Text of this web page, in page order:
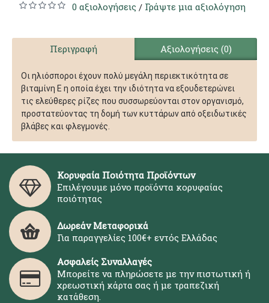
0 αξιολογήσεις / Γράψτε μια αξιολόγηση
Περιγραφή Αξιολογήσεις (0)
Οι ηλιόσποροι έχουν πολύ μεγάλη περιεκτικότητα σε
βιταμίνη E η οποία έχει την ιδιότητα να εξουδετερώνει
τις ελεύθερες ρίζες που συσσωρεύονται στον οργανισμό,
προστατεύοντας τη δομή των κυττάρων από οξειδωτικές
βλάβες και φλεγμονές.
Κορυφαία Ποιότητα Προϊόντων
Επιλέγουμε μόνο προϊόντα κορυφαίας
ποιότητας
Δωρεάν Μεταφορικά
Για παραγγελίες 100€+ εντός Ελλάδας
Ασφαλείς Συναλλαγές
Μπορείτε να πληρώσετε με την πιστωτική ή
χρεωστική κάρτα σας ή με τραπεζική
κατάθεση.